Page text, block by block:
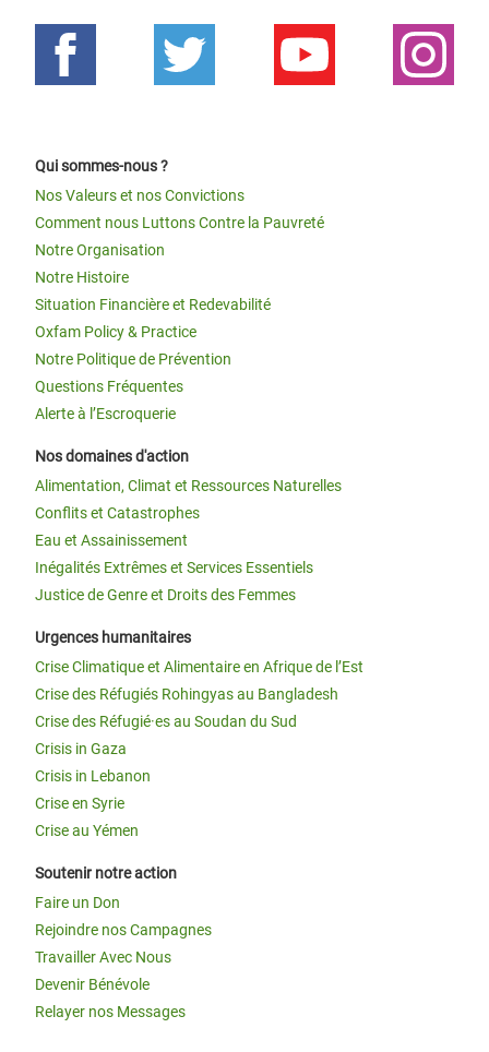
Qui sommes-nous ?
Nos Valeurs et nos Convictions
Comment nous Luttons Contre la Pauvreté
Notre Organisation
Notre Histoire
Situation Financière et Redevabilité
Oxfam Policy & Practice
Notre Politique de Prévention
Questions Fréquentes
Alerte à l’Escroquerie
Nos domaines d'action
Alimentation, Climat et Ressources Naturelles
Conflits et Catastrophes
Eau et Assainissement
Inégalités Extrêmes et Services Essentiels
Justice de Genre et Droits des Femmes
Urgences humanitaires
Crise Climatique et Alimentaire en Afrique de l’Est
Crise des Réfugiés Rohingyas au Bangladesh
Crise des Réfugié·es au Soudan du Sud
Crisis in Gaza
Crisis in Lebanon
Crise en Syrie
Crise au Yémen
Soutenir notre action
Faire un Don
Rejoindre nos Campagnes
Travailler Avec Nous
Devenir Bénévole
Relayer nos Messages